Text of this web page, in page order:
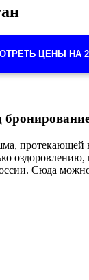
ЦЕНЫ НА
Сюда